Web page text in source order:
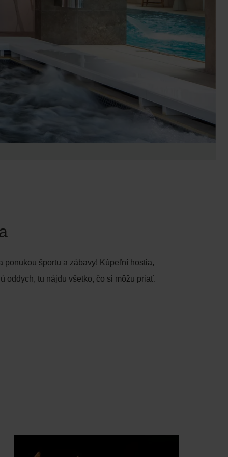
ponukou športu a zábavy! Kúpeľní hostia,
oddych, tu nájdu všetko, čo si môžu priať.